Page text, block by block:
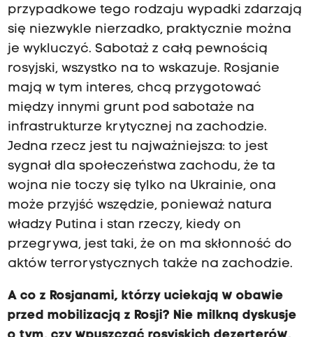
przypadkowe tego rodzaju wypadki zdarzają
się niezwykle nierzadko, praktycznie można
je wykluczyć. Sabotaż z całą pewnością
rosyjski, wszystko na to wskazuje. Rosjanie
mają w tym interes, chcą przygotować
między innymi grunt pod sabotaże na
infrastrukturze krytycznej na zachodzie.
Jedna rzecz jest tu najważniejsza: to jest
sygnał dla społeczeństwa zachodu, że ta
wojna nie toczy się tylko na Ukrainie, ona
może przyjść wszędzie, ponieważ natura
władzy Putina i stan rzeczy, kiedy on
przegrywa, jest taki, że on ma skłonność do
aktów terrorystycznych także na zachodzie.
A co z Rosjanami, którzy uciekają w obawie
przed mobilizacją z Rosji? Nie milkną dyskusje